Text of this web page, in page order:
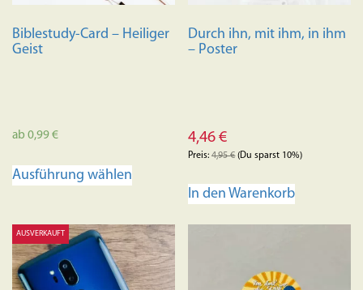
Biblestudy-Card – Heiliger
Geist
ab 0,99€
Ausführung wählen
Varianten
auf.
Die
Durch ihn, mit ihm, in ihm
– Poster
4,46€
Preis:4,95€(Du sparst 10%)
In den Warenkorb
AUSVERKAUFT